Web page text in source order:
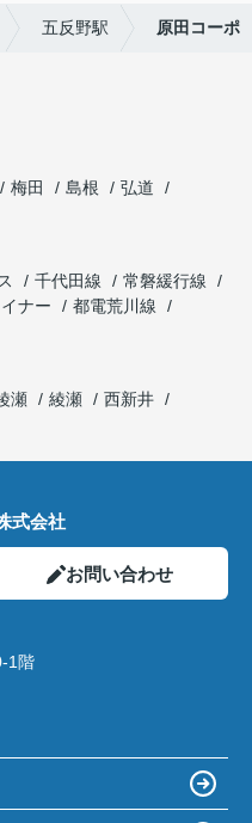
五反野駅 原田コーポ
梅田 島根
弘道
千代田線
常磐緩行線
ナー
都電荒川線
瀬 綾瀬
西新井
式会社
お問い合わせ
1階